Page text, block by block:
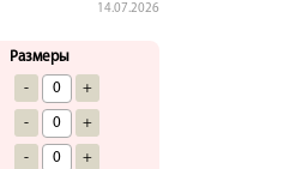
14.07.2026
Размеры
- +
- +
- +